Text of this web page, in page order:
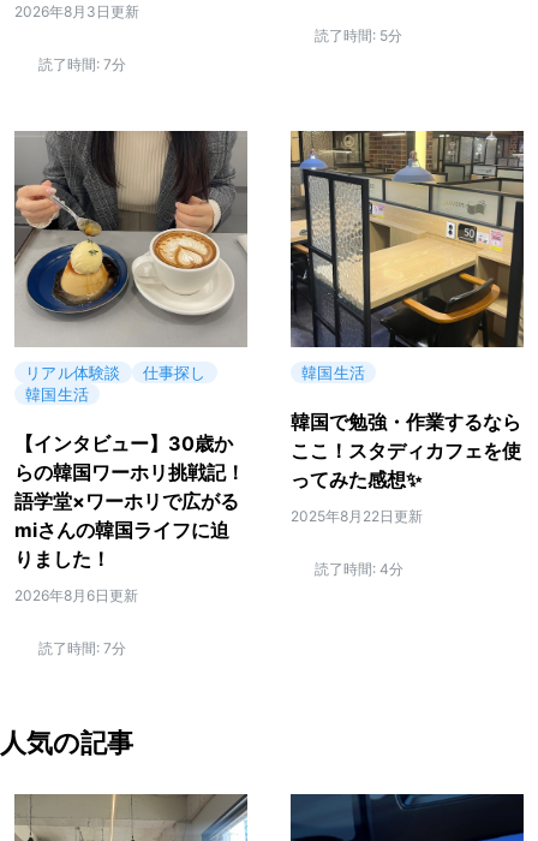
2026年8月3日更新
読了時間: 7分
読了時間: 5分
リアル体験談
仕事探し
韓国生活
【インタビュー】30歳か
らの韓国ワーホリ挑戦記！
語学堂×ワーホリで広がる
miさんの韓国ライフに迫
りました！
2026年8月6日更新
読了時間: 7分
韓国生活
韓国で勉強・作業するなら
ここ！スタディカフェを使
ってみた感想✨
2025年8月22日更新
読了時間: 4分
人気の記事